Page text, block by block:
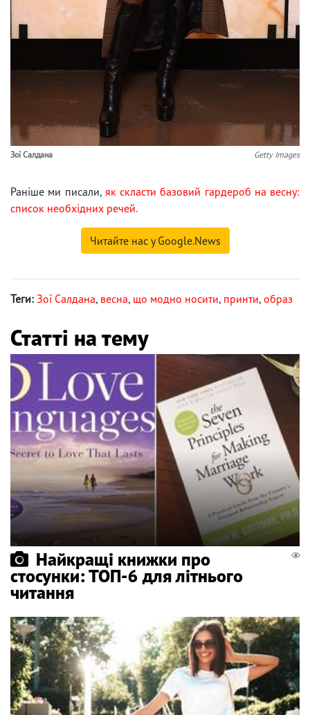
Зої Салдана Getty Images
Раніше ми писали, як скласти базовий гардероб на весну:
список необхідних речей.
Читайте нас у Google.News
Теги: Зої Салдана, весна, що модно носити, принти, образ
Статті на тему
Найкращі книжки про
стосунки: ТОП-6 для літнього
читання